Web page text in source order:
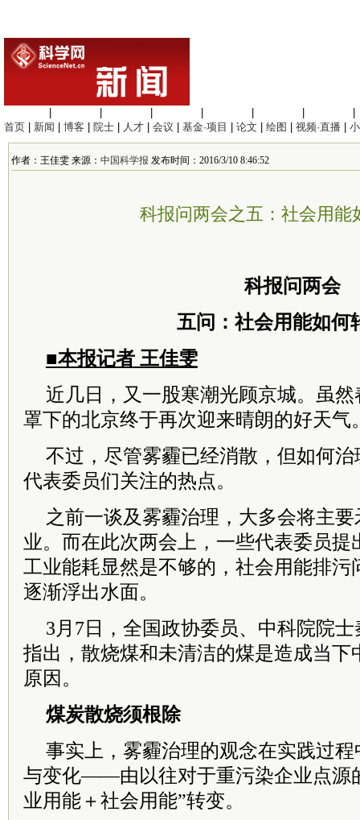
首页
新闻 博客 院士 人才 会议 基金·项目 论文 绘图 视频·直播
作者：王佳雯 来源： 中国科学报 发布时间：2016/3/10 8:46:52
科报问两会之五：社会用能
科报问两会
五问：社会用能如何
■本报记者 王佳雯
近几日，又一股寒潮光顾京城。虽
罩下的北京终于再次迎来晴朗的好天气
不过，尽管雾霾已经消散，但如何
代表委员们关注的热点。
之前一谈及雾霾治理，大多会将主
业。而在此次两会上，一些代表委员提
工业能耗显然是不够的，社会用能排污
逐渐浮出水面。
3月7日，全国政协委员、中科院院
指出，散烧煤和未清洁的煤是造成当下
原因。
煤炭散烧须根除
事实上，雾霾治理的观念在实践过
与变化——由以往对于重污染企业点源
业用能＋社会用能”转变。